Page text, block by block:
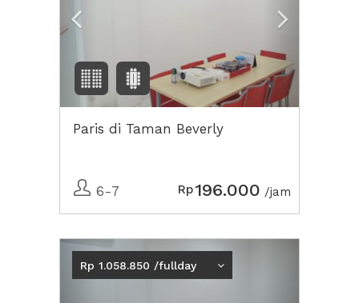
Paris di Taman Beverly
6-7 Rp196.000 /jam
Previous
Rp 1.058.850 /fullday